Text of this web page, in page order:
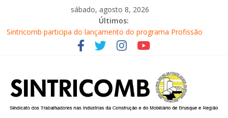
sábado, agosto 8, 2026
Últimos:
Sintricomb participa do lançamento do programa Profissão
Construir em Brusque
Equipe do SINTRICOMB realiza mais uma edição do Café na
Conselho Fiscal do SINTRICOMB realiza avaliação das contas do
sindicato
Diretores do SINTRICOMB são eleitos para a direção da Nova
Central Sindical de SC